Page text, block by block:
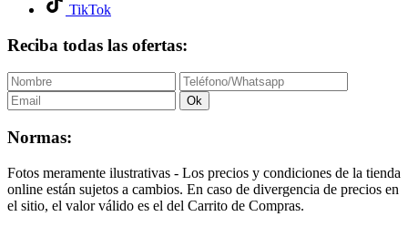
TikTok
Reciba todas las ofertas:
Ok
Normas:
Fotos meramente ilustrativas - Los precios y condiciones de la tienda
online están sujetos a cambios. En caso de divergencia de precios en
el sitio, el valor válido es el del Carrito de Compras.